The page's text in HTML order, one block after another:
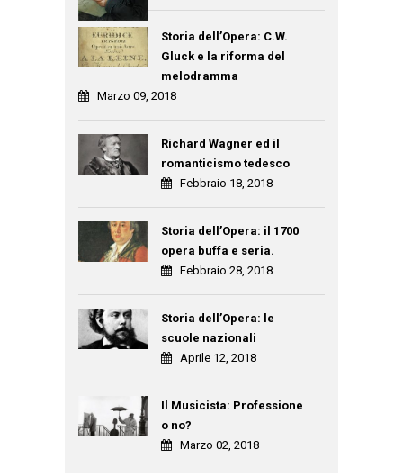
Storia dell’Opera: C.W.
Gluck e la riforma del
melodramma
Marzo 09, 2018
Richard Wagner ed il
romanticismo tedesco
Febbraio 18, 2018
Storia dell’Opera: il 1700
opera buffa e seria.
Febbraio 28, 2018
Storia dell’Opera: le
scuole nazionali
Aprile 12, 2018
Il Musicista: Professione
o no?
Marzo 02, 2018